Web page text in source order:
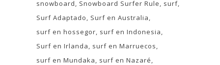
snowboard
Snowboard Surfer Rule
surf
Surf Adaptado
Surf en Australia
surf en hossegor surf en Indonesia
Surf en Irlanda
surf en Marruecos
surf en Mundaka
surf en Nazaré